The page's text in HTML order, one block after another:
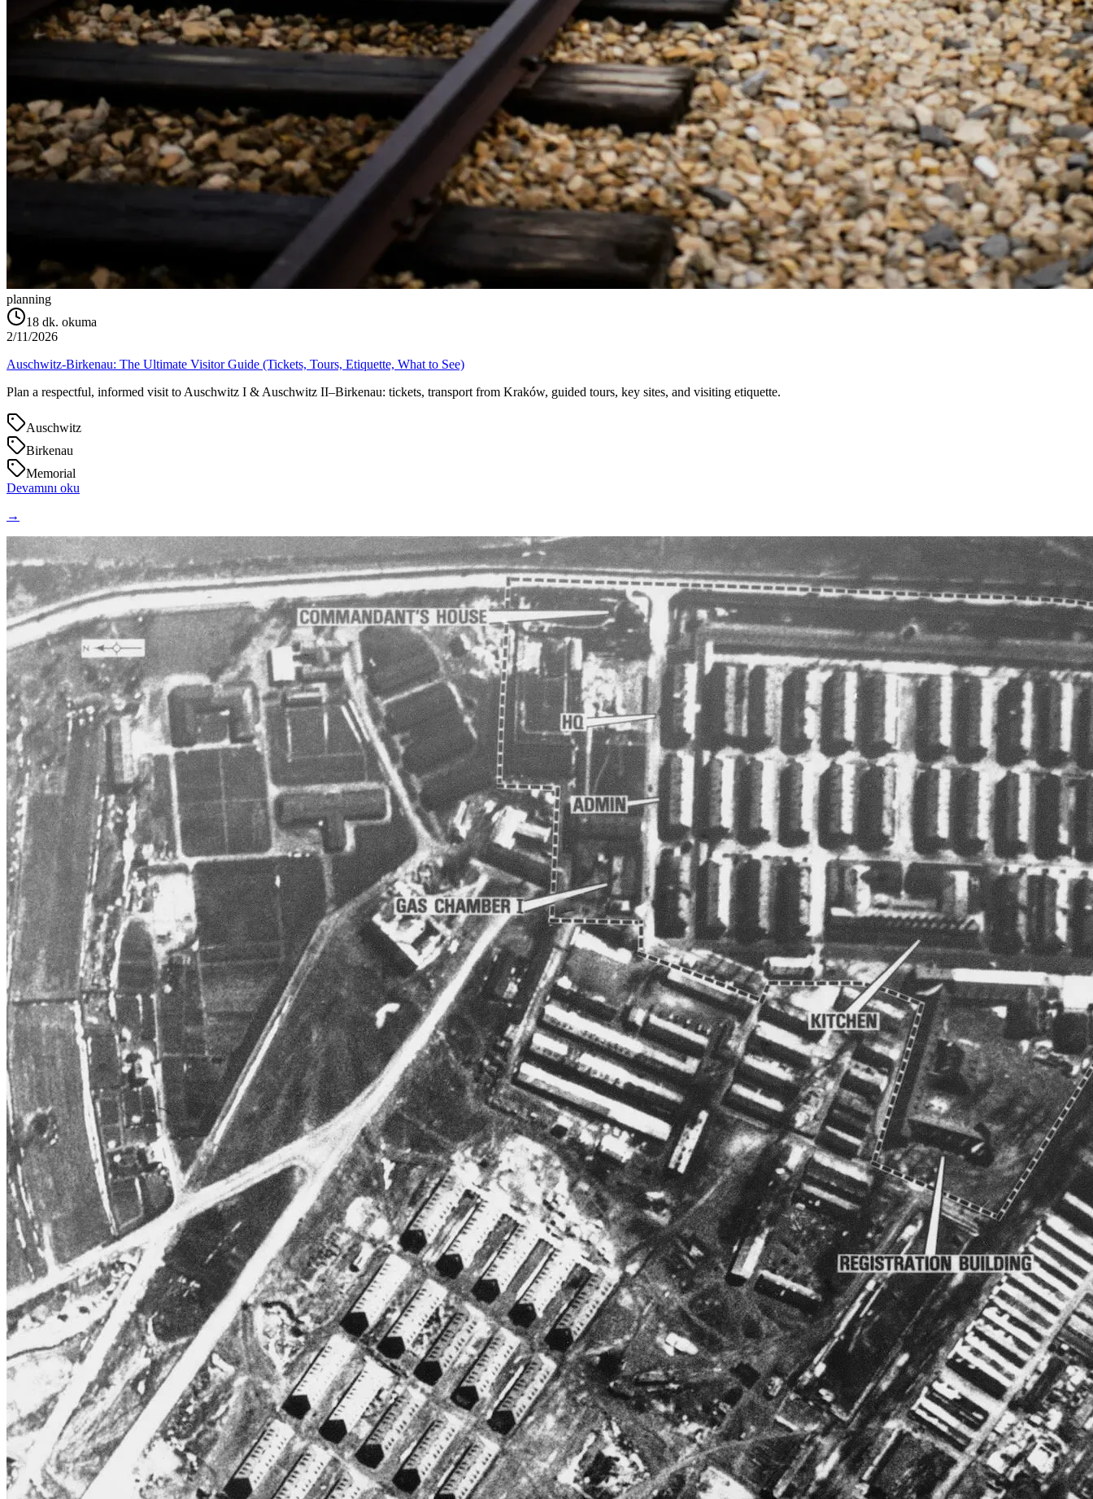
planning
18 dk. okuma
2/11/2026
Auschwitz-Birkenau: The Ultimate Visitor Guide (Tickets, Tours, Etiquette, What to See)
Plan a respectful, informed visit to Auschwitz I & Auschwitz II–Birkenau: tickets, transport from Kraków, guided tours, key sites, and visiting etiquette.
Auschwitz
Birkenau
Memorial
Devamını oku
→